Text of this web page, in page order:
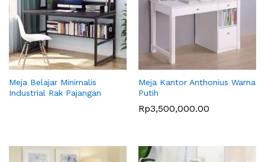
Meja Belajar Minimalis
Industrial Rak Pajangan
Meja Kantor Anthonius Warna
Putih
Rp3,500,000.00